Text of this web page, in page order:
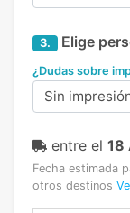
3. Elige
¿Dudas sobre
Sin
entre el 18
Fecha estimada
otros destinos